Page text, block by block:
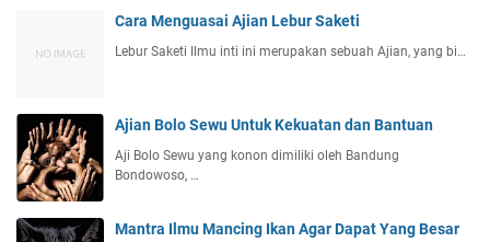
Cara Menguasai Ajian Lebur Saketi
Lebur Saketi Ilmu inti ini merupakan sebuah Ajian, yang bi…
Ajian Bolo Sewu Untuk Kekuatan dan Bantuan
Aji Bolo Sewu yang konon dimiliki oleh Bandung
Bondowoso, …
Mantra Ilmu Mancing Ikan Agar Dapat Yang Besar